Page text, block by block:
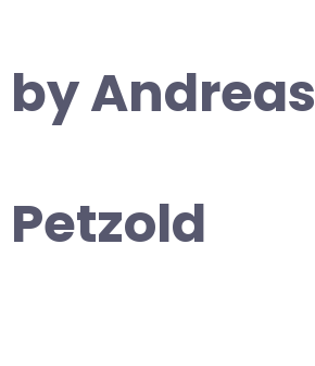
by Andreas
Petzold